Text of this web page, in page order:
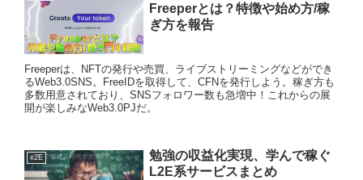
Freeperとは？特徴や始め方/稼
ぎ方を報告
Freeperは、NFTの発行や売買、ライブストリーミングなどができ
るWeb3.0SNS。FreeIDを取得して、CFNを発行しよう。稼ぎ方も
多数用意されており、SNSフォロワー数も急増中！これからの展
開が楽しみなWeb3.0PJだ。
x2E
勉強の収益化実現、学んで稼ぐ
L2E系サービスまとめ